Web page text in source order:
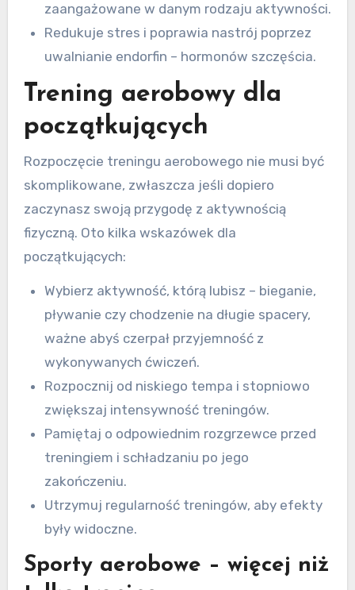
zaangażowane w danym rodzaju aktywności.
Redukuje stres i poprawia nastrój poprzez
uwalnianie endorfin – hormonów szczęścia.
Trening aerobowy dla
początkujących
Rozpoczęcie treningu aerobowego nie musi być
skomplikowane, zwłaszcza jeśli dopiero
zaczynasz swoją przygodę z aktywnością
fizyczną. Oto kilka wskazówek dla
początkujących:
Wybierz aktywność, którą lubisz – bieganie,
pływanie czy chodzenie na długie spacery,
ważne abyś czerpał przyjemność z
wykonywanych ćwiczeń.
Rozpocznij od niskiego tempa i stopniowo
zwiększaj intensywność treningów.
Pamiętaj o odpowiednim rozgrzewce przed
treningiem i schładzaniu po jego
zakończeniu.
Utrzymuj regularność treningów, aby efekty
były widoczne.
Sporty aerobowe – więcej niż